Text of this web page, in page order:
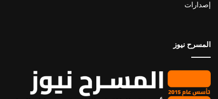
إصدارات
المسرح نيوز